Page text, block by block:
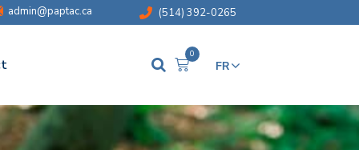
admin@paptac.ca (514) 392-0265
0
FR
EN